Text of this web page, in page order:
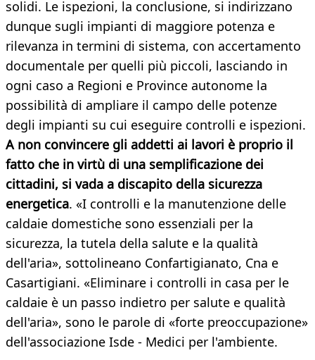
solidi. Le ispezioni, la conclusione, si indirizzano
dunque sugli impianti di maggiore potenza e
rilevanza in termini di sistema, con accertamento
documentale per quelli più piccoli, lasciando in
ogni caso a Regioni e Province autonome la
possibilità di ampliare il campo delle potenze
degli impianti su cui eseguire controlli e ispezioni.
A non convincere gli addetti ai lavori è proprio il
fatto che in virtù di una semplificazione dei
cittadini, si vada a discapito della sicurezza
energetica. «I controlli e la manutenzione delle
caldaie domestiche sono essenziali per la
sicurezza, la tutela della salute e la qualità
dell'aria», sottolineano Confartigianato, Cna e
Casartigiani. «Eliminare i controlli in casa per le
caldaie è un passo indietro per salute e qualità
dell'aria», sono le parole di «forte preoccupazione»
dell'associazione Isde - Medici per l'ambiente.